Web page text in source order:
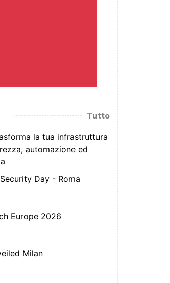
Tutto
la tua infrastruttura
automazione ed
Day - Roma
Europe 2026
Milan